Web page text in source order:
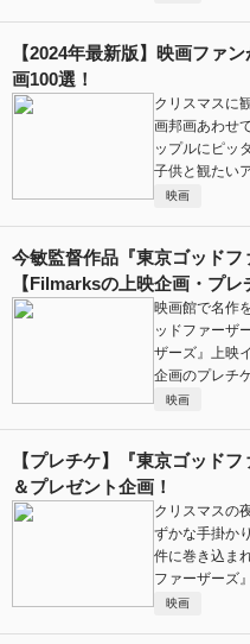
【2024年最新版】映画ファ
画100選！
クリスマスに
画邦画あわせ
ップルにピッ
子供と観たい
映画
今敏監督作品『東京ゴッド
【Filmarksの上映企画・プレ
映画館で名作
ッドファーザ
ザーズ』上映
企画のプレチ
映画
【プレチケ】『東京ゴッド
＆プレゼント企画！
クリスマスの
ずかな手掛か
件に巻き込ま
ファーザーズ
映画